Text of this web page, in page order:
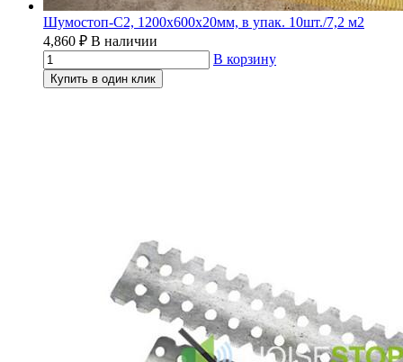
Шумостоп-С2, 1200х600х20мм, в упак. 10шт./7,2 м2
4,860 ₽ В наличии
В корзину
Купить в один клик